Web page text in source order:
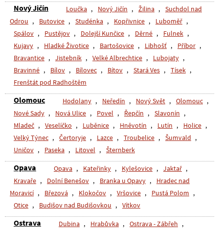
Nový Jičín Loučka , Nový Jičín , Žilina ,
Suchdol nad
Odrou , Butovice , Studénka , Kopřivnice , Luboměř ,
Spálov , Pustějov , Dolejší Kunčice , Děrné , Fulnek ,
Kujavy , Hladké Životice , Bartošovice , Libhošť , Příbor ,
Bravantice , Jistebník , Velké Albrechtice , Lubojaty ,
Bravinné , Bílov , Bílovec , Bítov , Stará Ves , Tísek ,
Frenštát pod Radhoštěm
Olomouc Hodolany , Neředín , Nový Svět , Olomouc ,
Nové Sady , Nová Ulice , Povel , Řepčín , Slavonín ,
Mladeč , Veselíčko , Luběnice , Hněvotín , Lutín , Holice ,
Velký Týnec , Čertoryje , Lazce , Troubelice , Šumvald ,
Uničov , Paseka , Litovel , Šternberk
Opava Opava , Kateřinky , Kylešovice , Jaktař ,
Kravaře , Dolní Benešov , Branka u Opavy ,
Hradec nad
Moravicí , Březová , Klokočov , Vršovice , Pustá Polom ,
Otice , Budišov nad Budišovkou , Vítkov
Ostrava Dubina , Hrabůvka , Ostrava - Zábřeh ,